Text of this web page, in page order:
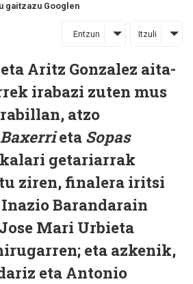
gaitzazu Googlen
Entzun Itzuli
Aritz Gonzalez aita-
irabazi zuten mus
atzo
Baxerrieta Sopas
getariarrak
ziren, finalera iritsi
Inazio Barandarain
Mari Urbieta
eta azkenik,
eta Antonio